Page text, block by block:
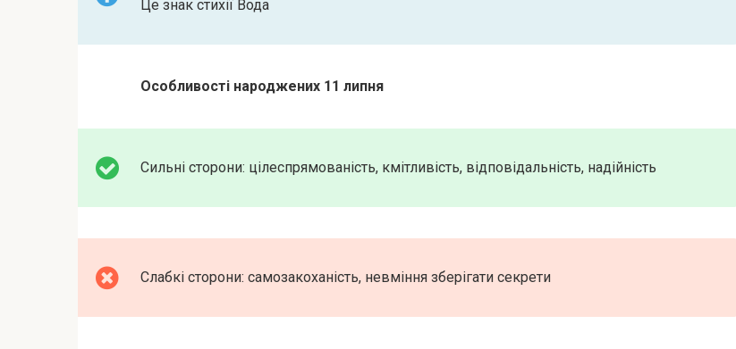
Це знак стихії Вода
Особливості народжених 11 липня
Сильні сторони: цілеспрямованість, кмітливість, відповідальність, надійність
Слабкі сторони: самозакоханість, невміння зберігати секрети